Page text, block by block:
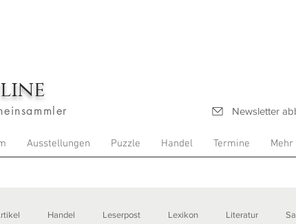
Newsletter
Ausstellungen Puzzle Handel Termine Mehr
Handel Leserpost Lexikon Literatur